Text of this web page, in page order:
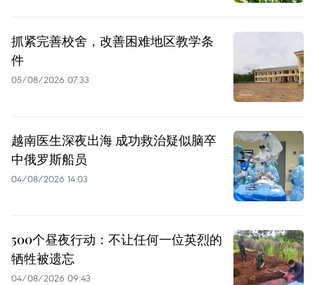
抓紧完善校舍，改善困难地区教学条
件
05/08/2026 07:33
越南医生深夜出海 成功救治疑似脑卒
中俄罗斯船员
04/08/2026 14:03
500个昼夜行动：不让任何一位英烈的
牺牲被遗忘
04/08/2026 09:43